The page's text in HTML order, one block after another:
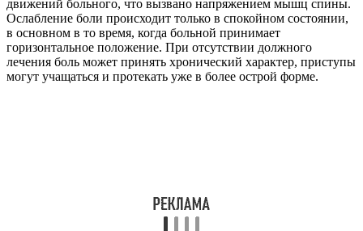
движений больного, что вызвано напряжением мышц спины.
Ослабление боли происходит только в спокойном состоянии,
в основном в то время, когда больной принимает
горизонтальное положение. При отсутствии должного
лечения боль может принять хронический характер, приступы
могут учащаться и протекать уже в более острой форме.